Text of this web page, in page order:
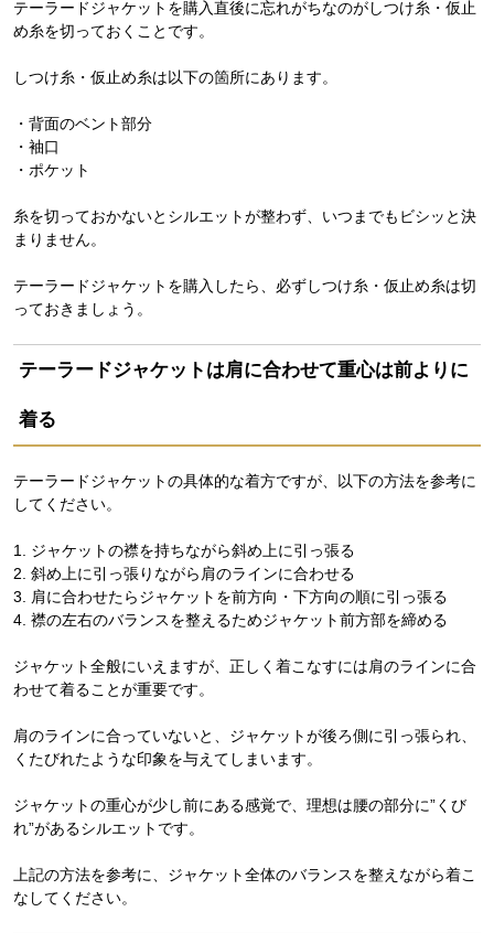
テーラードジャケットを購入直後に忘れがちなのがしつけ糸・仮止
め糸を切っておくことです。
しつけ糸・仮止め糸は以下の箇所にあります。
・背面のベント部分
・袖口
・ポケット
糸を切っておかないとシルエットが整わず、いつまでもビシッと決
まりません。
テーラードジャケットを購入したら、必ずしつけ糸・仮止め糸は切
っておきましょう。
テーラードジャケットは肩に合わせて重心は前よりに
着る
テーラードジャケットの具体的な着方ですが、以下の方法を参考に
してください。
1. ジャケットの襟を持ちながら斜め上に引っ張る
2. 斜め上に引っ張りながら肩のラインに合わせる
3. 肩に合わせたらジャケットを前方向・下方向の順に引っ張る
4. 襟の左右のバランスを整えるためジャケット前方部を締める
ジャケット全般にいえますが、正しく着こなすには肩のラインに合
わせて着ることが重要です。
肩のラインに合っていないと、ジャケットが後ろ側に引っ張られ、
くたびれたような印象を与えてしまいます。
ジャケットの重心が少し前にある感覚で、理想は腰の部分に”くび
れ”があるシルエットです。
上記の方法を参考に、ジャケット全体のバランスを整えながら着こ
なしてください。